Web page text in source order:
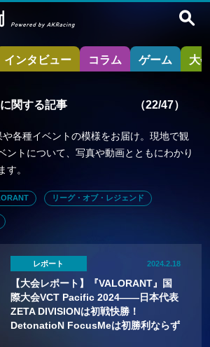
インタビュー コラム ゲーム 大
に関する記事 （22/47）
各種イベントの模様をお届け。現地で観
ントについて、写真や動画とともにわかり
す。
リーグ・オブ・レジェンド
レポート 2024.2.18
【大会レポート】『VALORANT』国
際大会VCT Pacific 2024——日本代表
ZETA DIVISIONは初戦快勝！
DetonatioN FocusMeは初勝利ならず